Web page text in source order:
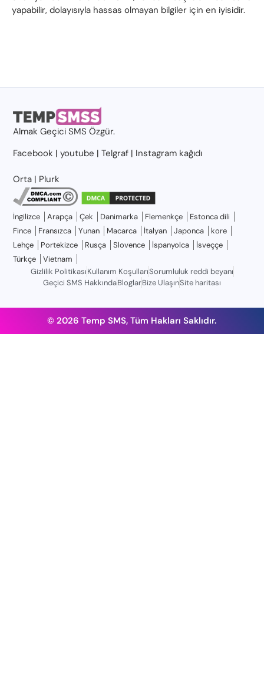
yapabilir, dolayısıyla hassas olmayan bilgiler için en iyisidir.
AlmakGeçici SMS Özgür.
Facebook |youtube |Telgraf | Instagram kağıdı
Orta | Plurk
İngilizce Arapça Çek Danimarka Flemenkçe
Estonca dili
Fince
Fransızca Yunan Macarca İtalyan Japonca
kore
Lehçe
Portekizce Rusça Slovence İspanyolca
İsveççe
Türkçe
Vietnam
Gizlilik PolitikasıKullanım KoşullarıSorumluluk reddi beyanı
Geçici SMS HakkındaBloglarBize UlaşınSite haritası
© 2026 Temp SMS, Tüm Hakları Saklıdır.